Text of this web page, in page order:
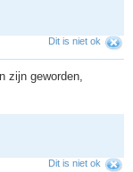
Dit is niet ok
zijn geworden,
Dit is niet ok